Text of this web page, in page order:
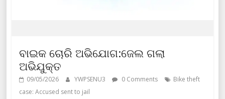
ବାଇକ ଚୋରି ଅଭିଯୋଗ:ଜେଲ ଗଲା
ଅଭିଯୁକ୍ତ
09/05/2026 YWPSENU3 0 Comments
Bike theft
case: Accused sent to jail